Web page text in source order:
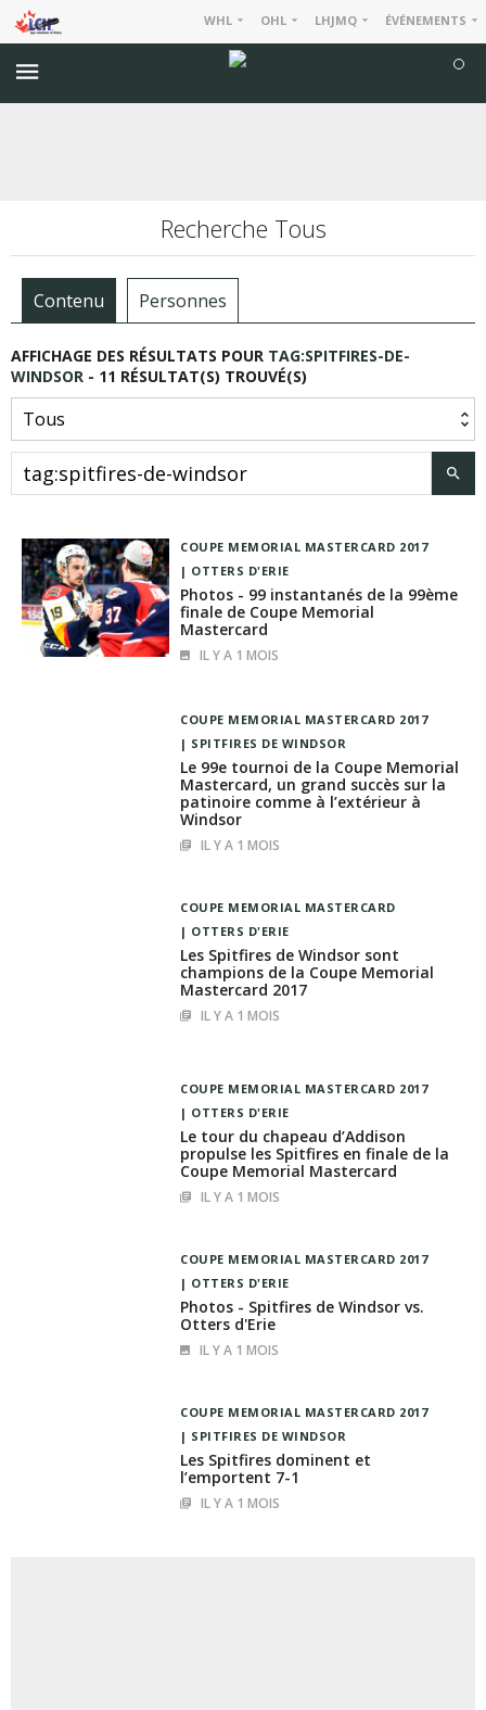
ÉVÉNEMENTS
LHJMQ
OHL
WHL
Recherche Tous
Contenu Personnes
AFFICHAGE DES RÉSULTATS POUR TAG:SPITFIRES-DE-
WINDSOR - 11 RÉSULTAT(S) TROUVÉ(S)
COUPE MEMORIAL MASTERCARD 2017
OTTERS D'ERIE
Photos - 99 instantanés de la 99ème
finale de Coupe Memorial
Mastercard
IL Y A 1 MOIS
COUPE MEMORIAL MASTERCARD 2017
SPITFIRES DE WINDSOR
Le 99e tournoi de la Coupe Memorial
Mastercard, un grand succès sur la
patinoire comme à l’extérieur à
Windsor
IL Y A 1 MOIS
COUPE MEMORIAL MASTERCARD
OTTERS D'ERIE
Les Spitfires de Windsor sont
champions de la Coupe Memorial
Mastercard 2017
IL Y A 1 MOIS
COUPE MEMORIAL MASTERCARD 2017
OTTERS D'ERIE
Le tour du chapeau d’Addison
propulse les Spitfires en finale de la
Coupe Memorial Mastercard
IL Y A 1 MOIS
COUPE MEMORIAL MASTERCARD 2017
OTTERS D'ERIE
Photos - Spitfires de Windsor vs.
Otters d'Erie
IL Y A 1 MOIS
COUPE MEMORIAL MASTERCARD 2017
SPITFIRES DE WINDSOR
Les Spitfires dominent et
l’emportent 7-1
IL Y A 1 MOIS